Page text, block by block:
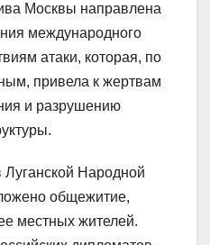
Москвы направлена
международного
атаки, которая, по
привела к жертвам
и разрушению
Народной
общежитие,
местных жителей.